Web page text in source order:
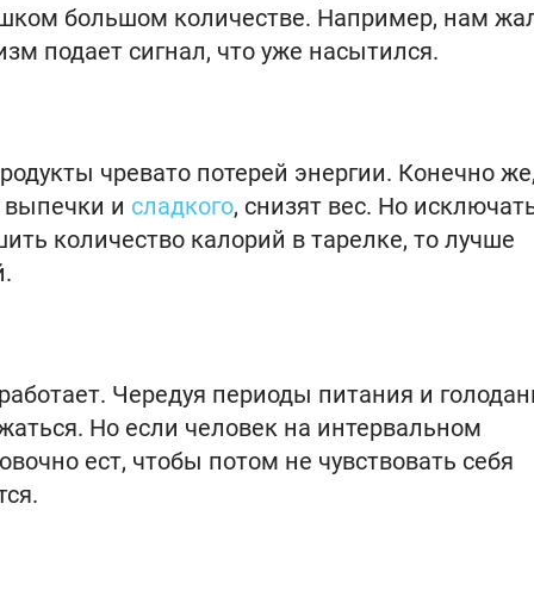
большом количестве. Например, нам
подает сигнал, что уже насытился.
чревато потерей энергии. Конечно
выпечки и сладкого, снизят вес. Но
количество калорий в тарелке, то лучше
Чередуя периоды питания и
Но если человек на интервальном
ест, чтобы потом не чувствовать себя